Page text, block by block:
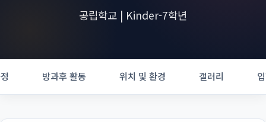
공립학교 | Kinder-7학년
방과후 활동 위치 및 환경 갤러리